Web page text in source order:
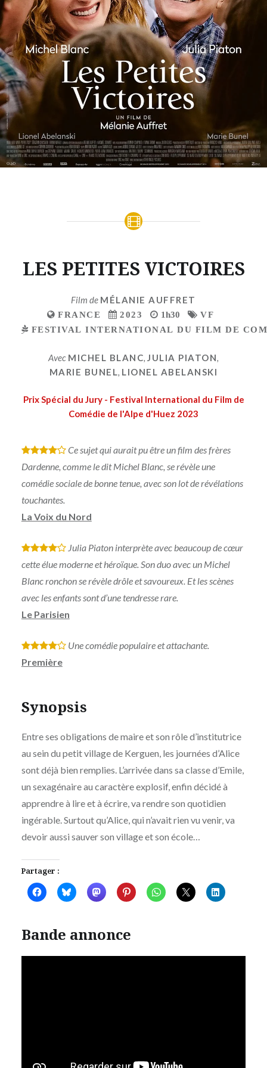
LES PETITES VICTOIRES
Film de MÉLANIE AUFFRET
FRANCE 2023 1h30
VF
FESTIVAL INTERNATIONAL DU FILM DE
Avec MICHEL BLANC, JULIA PIATON,
MARIE BUNEL, LIONEL ABELANSKI
Prix Spécial du Jury - Festival International du Film de
Comédie de l'Alpe d'Huez 2023
* * * *
Ce sujet qui aurait pu être un film des frères
Dardenne, comme le dit Michel Blanc, se révèle une
comédie sociale de bonne tenue, avec son lot de révélations
touchantes.
La Voix du Nord
* * * *
Julia Piaton interprète avec beaucoup de cœur
cette élue moderne et héroïque. Son duo avec un Michel
Blanc ronchon se révèle drôle et savoureux. Et les scènes
avec les enfants sont d’une tendresse rare.
Le Parisien
* * * *
Une comédie populaire et attachante.
Première
Synopsis
Entre ses obligations de maire et son rôle d’institutrice
au sein du petit village de Kerguen, les journées d’Alice
sont déjà bien remplies. L’arrivée dans sa classe d’Emile,
un sexagénaire au caractère explosif, enfin décidé à
apprendre à lire et à écrire, va rendre son quotidien
ingérable. Surtout qu’Alice, qui n’avait rien vu venir, va
devoir aussi sauver son village et son école…
Partager :
Bande annonce